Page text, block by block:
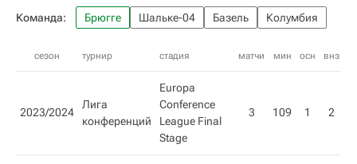
Команда: Брюгге Шальке-04 Базель Колумбия
сезон турнир стадия матчи мин осн внз
2023/2024
Лига
конференций
Europa
Conference
League Final
Stage
3 109 1 2